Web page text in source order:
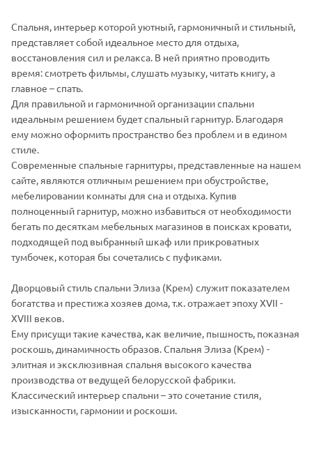
Спальня, интерьер которой уютный, гармоничный и стильный,
представляет собой идеальное место для отдыха,
восстановления сил и релакса. В ней приятно проводить
время: смотреть фильмы, слушать музыку, читать книгу, а
главное – спать.
Для правильной и гармоничной организации спальни
идеальным решением будет спальный гарнитур. Благодаря
ему можно оформить пространство без проблем и в едином
стиле.
Современные спальные гарнитуры, представленные на нашем
сайте, являются отличным решением при обустройстве,
мебелировании комнаты для сна и отдыха. Купив
полноценный гарнитур, можно избавиться от необходимости
бегать по десяткам мебельных магазинов в поисках кровати,
подходящей под выбранный шкаф или прикроватных
тумбочек, которая бы сочетались с пуфиками.
Дворцовый стиль спальни Элиза (Крем) служит показателем
богатства и престижа хозяев дома, т.к. отражает эпоху XVII -
XVIII веков.
Ему присущи такие качества, как величие, пышность, показная
роскошь, динамичность образов. Спальня Элиза (Крем) -
элитная и эксклюзивная спальня высокого качества
производства от ведущей белорусской фабрики.
Классический интерьер спальни – это сочетание стиля,
изысканности, гармонии и роскоши.